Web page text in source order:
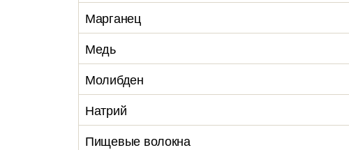
Марганец
Медь
Молибден
Натрий
Пищевые волокна